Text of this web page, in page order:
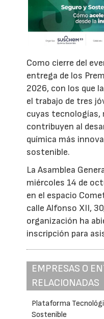
Como cierre del
entrega de los
2026, con los que
el trabajo de tres
cuyas tecnologías,
contribuyen al
química más
sostenible.
La Asamblea
miércoles 14 de
en el espacio
calle Alfonso XII,
organización ha
inscripción para
EMPRESAS O
RELACIONADAS
Plataforma
Sostenible